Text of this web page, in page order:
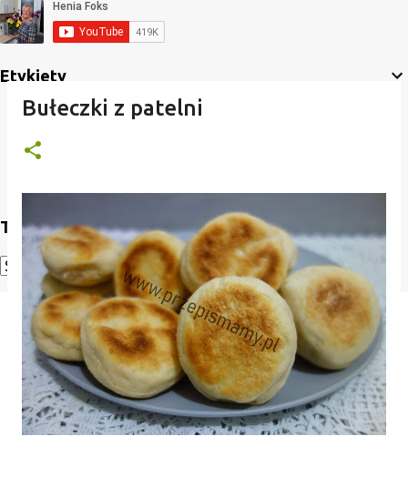
Etykiety
Translate
Powered by Translate
Bułeczki z patelni